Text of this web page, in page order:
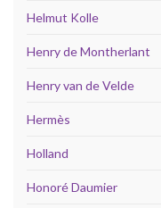
Helmut Kolle
Henry de Montherlant
Henry van de Velde
Hermès
Holland
Honoré Daumier